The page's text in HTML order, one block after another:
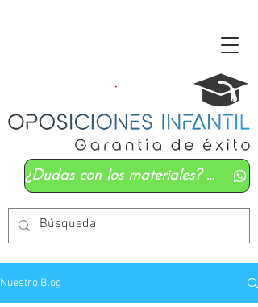
¿Dudas con los materiales? Mándanos un whatsapp
Nuestro Blog